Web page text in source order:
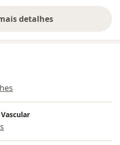
do Hospital São Vicente
Balneário Camboriú, Itajaí
detalhes
sobre a experiência